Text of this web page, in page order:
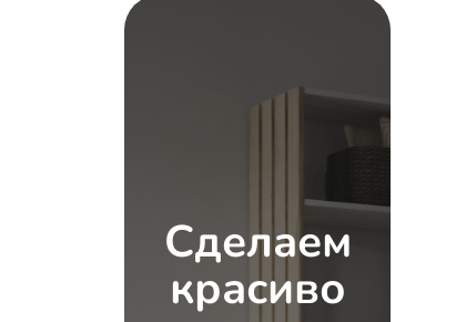
Сделаем
красиво